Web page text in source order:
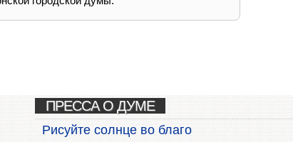
ПРЕССА О ДУМЕ
Рисуйте солнце во благо